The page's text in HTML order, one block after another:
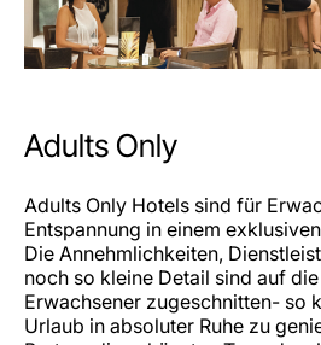
Adults Only
Adults Only Hotels sind für
Entspannung in einem
Die Annehmlichkeiten,
noch so kleine Detail sind auf
Erwachsener zugeschnitten- so
Urlaub in absoluter Ruhe zu